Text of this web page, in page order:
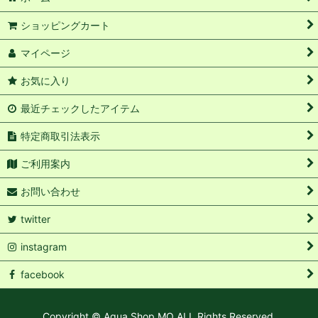
ショッピングカート
マイページ
お気に入り
最近チェックしたアイテム
特定商取引法表示
ご利用案内
お問い合わせ
twitter
instagram
facebook